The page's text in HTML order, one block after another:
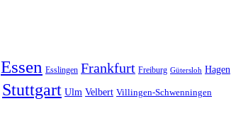
Essen Esslingen Frankfurt Freiburg Gütersloh Hagen
Stuttgart Ulm Velbert Villingen-Schwenningen